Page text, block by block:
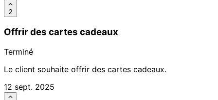
2
Offrir des cartes cadeaux
Terminé
Le client souhaite offrir des cartes cadeaux.
12 sept. 2025